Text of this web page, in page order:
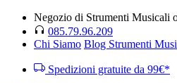
Negozio di Strumenti Musicali
085.79.96.209
Chi Siamo Blog Strumenti
Spedizioni gratuite da 99€*